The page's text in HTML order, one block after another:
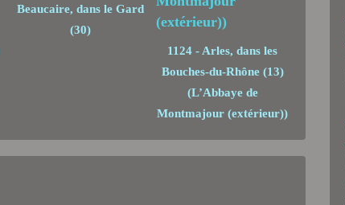
Beaucaire, dans le Gard
(30)
1124 - Arles, dans les
Bouches-du-Rhône (13)
(L’Abbaye de
Montmajour (extérieur))